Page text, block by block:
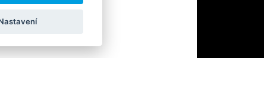
k.: